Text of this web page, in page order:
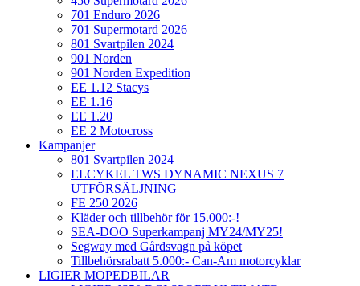
701 Enduro 2026
701 Supermotard 2026
801 Svartpilen 2024
901 Norden
901 Norden Expedition
EE 1.12 Stacys
EE 1.16
EE 1.20
EE 2 Motocross
Kampanjer
801 Svartpilen 2024
ELCYKEL TWS DYNAMIC NEXUS 7
UTFÖRSÄLJNING
FE 250 2026
Kläder och tillbehör för 15.000:-!
SEA-DOO Superkampanj MY24/MY25!
Segway med Gårdsvagn på köpet
Tillbehörsrabatt 5.000:- Can-Am motorcyklar
LIGIER MOPEDBILAR